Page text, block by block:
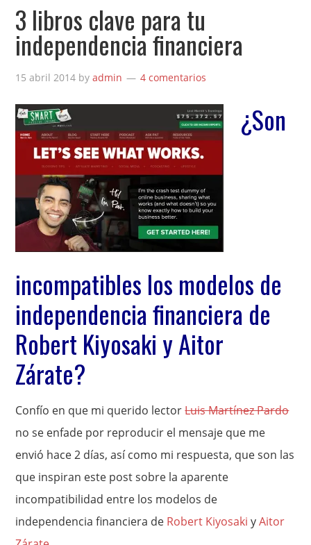
3 libros clave para tu
independencia financiera
15 abril 2014 byadmin 4 comentarios
¿Son
incompatibles los modelos de
independencia financiera de
Robert Kiyosaki y Aitor
Zárate?
Confío en que mi querido lectorLuis Martínez Pardo
no se enfade por reproducir el mensaje que me
envió hace 2 días, así como mi respuesta, que son las
que inspiran este post sobre la aparente
incompatibilidad entre los modelos de
independencia financiera de Robert Kiyosaki yAitor